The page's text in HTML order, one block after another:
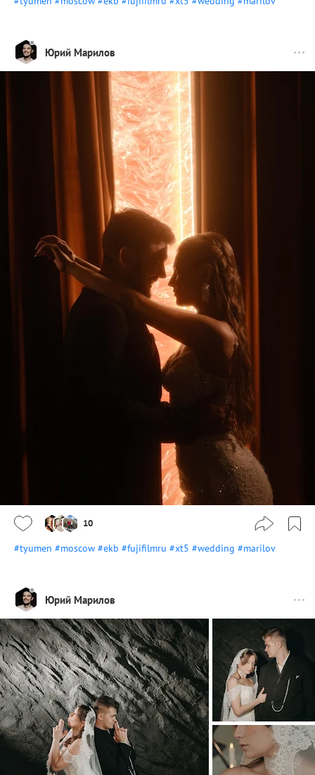
Юрий Марилов
10
#tyumen #moscow #ekb #fujifilmru #xt5 #wedding #marilov
Юрий Марилов